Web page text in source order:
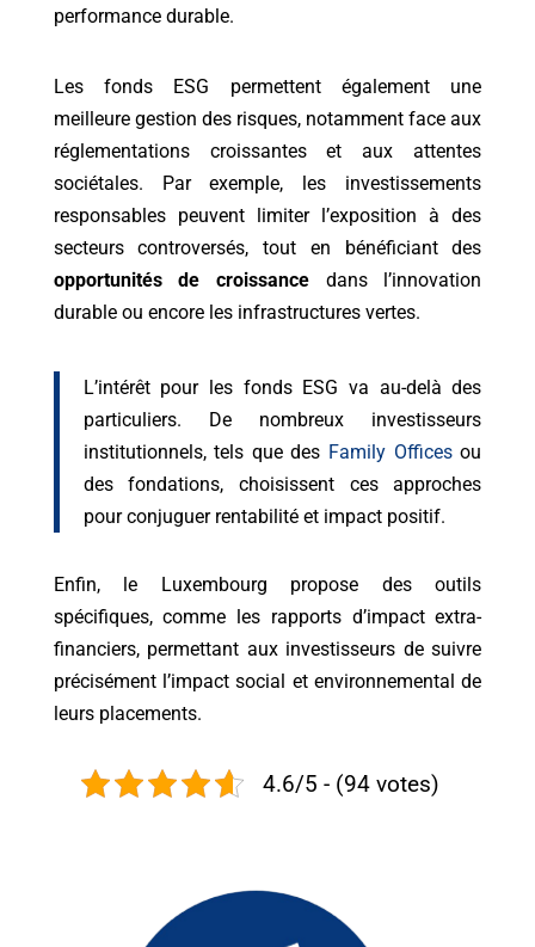
performance durable.
Les fonds ESG permettent également une
meilleure gestion des risques, notamment face aux
réglementations croissantes et aux attentes
sociétales. Par exemple, les investissements
responsables peuvent limiter l’exposition à des
secteurs controversés, tout en bénéficiant des
opportunités de croissance dans l’innovation
durable ou encore les infrastructures vertes.
L’intérêt pour les fonds ESG va au-delà des
particuliers. De nombreux investisseurs
institutionnels, tels que des Family Officesou
des fondations, choisissent ces approches
pour conjuguer rentabilité et impact positif.
Enfin, le Luxembourg propose des outils
spécifiques, comme les rapports d’impact extra-
financiers, permettant aux investisseurs de suivre
précisément l’impact social et environnemental de
leurs placements.
4.6/5 - (94 votes)